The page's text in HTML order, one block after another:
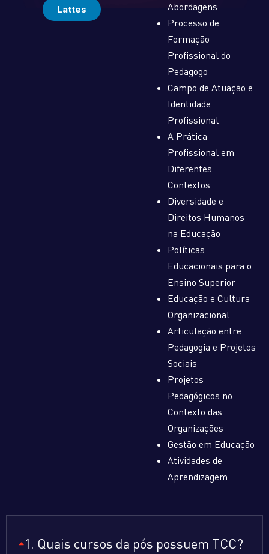
Lattes
Abordagens
Processo de
Formação
Profissional do
Pedagogo
Campo de Atuação e
Identidade
Profissional
A Prática
Profissional em
Diferentes
Contextos
Diversidade e
Direitos Humanos
na Educação
Políticas
Educacionais para o
Ensino Superior
Educação e Cultura
Organizacional
Articulação entre
Pedagogia e Projetos
Sociais
Projetos
Pedagógicos no
Contexto das
Organizações
Gestão em Educação
Atividades de
Aprendizagem
1. Quais cursos da pós possuem TCC?